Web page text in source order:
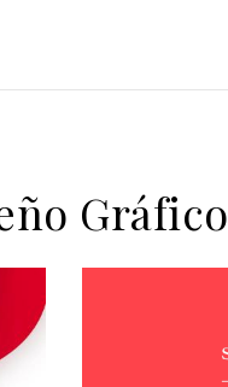
Gráfico